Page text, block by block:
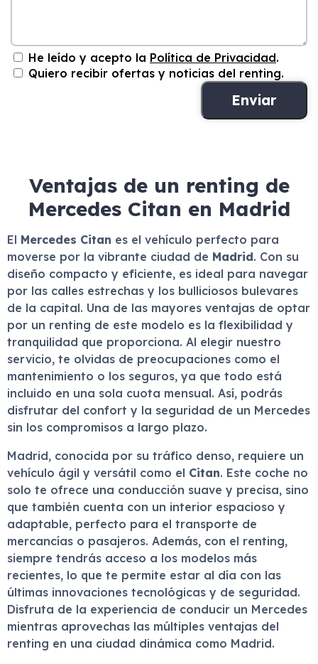
He leído y acepto la Política de Privacidad.
Quiero recibir ofertas y noticias del renting.
Ventajas de un renting de
Mercedes Citan en Madrid
El Mercedes Citan es el vehículo perfecto para
moverse por la vibrante ciudad de Madrid. Con su
diseño compacto y eficiente, es ideal para navegar
por las calles estrechas y los bulliciosos bulevares
de la capital. Una de las mayores ventajas de optar
por un renting de este modelo es la flexibilidad y
tranquilidad que proporciona. Al elegir nuestro
servicio, te olvidas de preocupaciones como el
mantenimiento o los seguros, ya que todo está
incluido en una sola cuota mensual. Así, podrás
disfrutar del confort y la seguridad de un Mercedes
sin los compromisos a largo plazo.
Madrid, conocida por su tráfico denso, requiere un
vehículo ágil y versátil como el Citan. Este coche no
solo te ofrece una conducción suave y precisa, sino
que también cuenta con un interior espacioso y
adaptable, perfecto para el transporte de
mercancías o pasajeros. Además, con el renting,
siempre tendrás acceso a los modelos más
recientes, lo que te permite estar al día con las
últimas innovaciones tecnológicas y de seguridad.
Disfruta de la experiencia de conducir un Mercedes
mientras aprovechas las múltiples ventajas del
renting en una ciudad dinámica como Madrid.